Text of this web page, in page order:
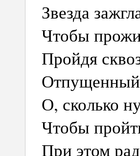
Звезда
Чтобы
Пройдя
О, сколько
Чтобы
При этом